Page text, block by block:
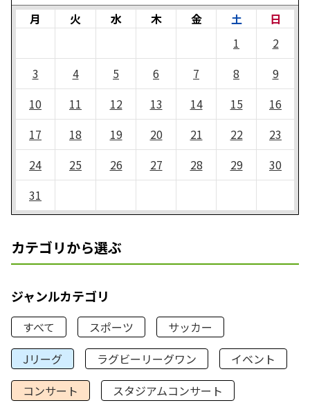
月 火 水 木 金 土
日
1
2
3
4 5 6 7 8
9
10
11 12 13 14 15
16
17
18 19 20 21 22
23
24
25 26 27 28 29
30
31
カテゴリから選ぶ
ジャンルカテゴリ
すべて スポーツ
サッカー
Jリーグ
ラグビーリーグワン
イベント
コンサート
スタジアムコンサート